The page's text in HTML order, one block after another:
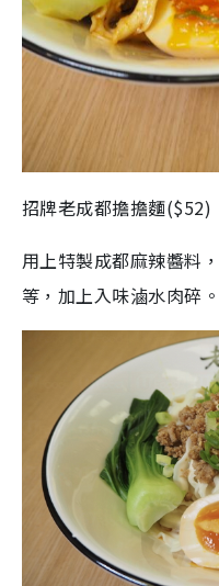
招牌老成都擔擔麵($52)
用上特製成都麻辣醬料
等，加上入味滷水肉碎。